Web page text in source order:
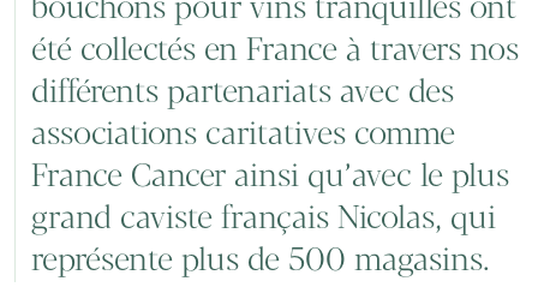
bouchons pour vins tranquilles ont
été collectés en France à travers nos
différents partenariats avec des
associations caritatives comme
France Cancer ainsi qu’avec le plus
grand caviste français Nicolas, qui
représente plus de 500 magasins.